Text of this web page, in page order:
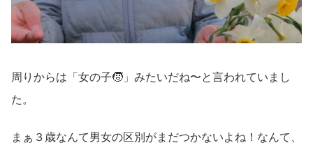
周りからは「女の子🧒」みたいだね〜と言われていまし
た。
まぁ３歳なんて男女の区別がまだつかないよね！なんて、